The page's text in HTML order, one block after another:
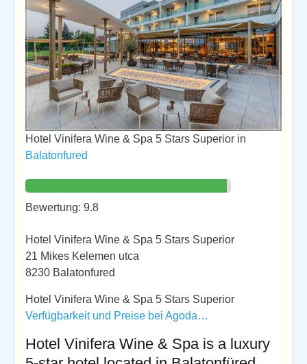
Hotel Vinifera Wine & Spa 5 Stars Superior in
Balatonfured
Bewertung: 9.8
Hotel Vinifera Wine & Spa 5 Stars Superior
21 Mikes Kelemen utca
8230 Balatonfured
Hotel Vinifera Wine & Spa 5 Stars Superior
Verfügbarkeit und Preise bei Agoda…
Hotel Vinifera Wine & Spa is a luxury